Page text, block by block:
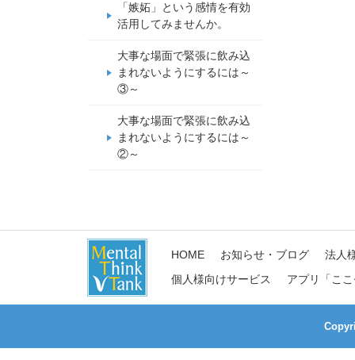
「嫉妬」という感情を有効
活用してみませんか。
大事な場面で緊張に飲み込
まれないようにするには～
③～
大事な場面で緊張に飲み込
まれないようにするには～
②～
HOME お知らせ・ブログ
法人
個人様向けサービス
アプリ「こ